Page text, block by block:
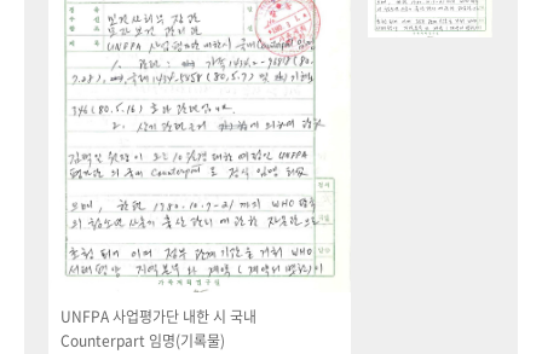
UNFPA 사업평가단 내한 시 국내
Counterpart 임명(기록물)